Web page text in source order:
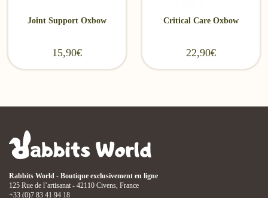
Joint Support Oxbow
15,90€
Critical Care Oxbow
22,90€
Rabbits World - Boutique exclusivement en ligne
125 Rue de l’artisanat - 42110 Civens, France
+33 (0)7 83 41 94 18